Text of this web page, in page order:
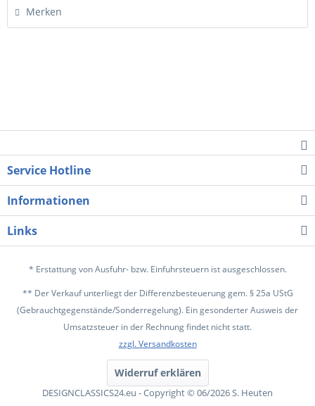
Merken
Service Hotline
Informationen
Links
* Erstattung von Ausfuhr- bzw. Einfuhrsteuern ist ausgeschlossen.
** Der Verkauf unterliegt der Differenzbesteuerung gem. § 25a UStG
(Gebrauchtgegenstände/Sonderregelung). Ein gesonderter Ausweis der
Umsatzsteuer in der Rechnung findet nicht statt.
zzgl. Versandkosten
Widerruf erklären
DESIGNCLASSICS24.eu - Copyright © 06/2026 S. Heuten